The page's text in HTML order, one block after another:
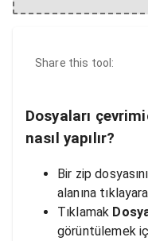
Share this tool:
Dosyaları
nasıl yapılır?
Bir zip
alanına
Tıklamak
görüntülemek